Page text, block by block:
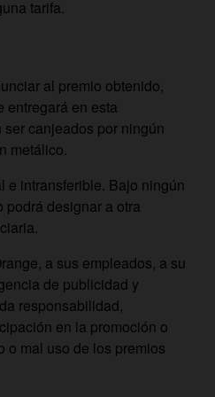
tarifa.
al premio obtenido,
entregará en esta
canjeados por ningún
metálico.
e intransferible. Bajo ningún
podrá designar a otra
a sus empleados, a su
de publicidad y
responsabilidad,
en la promoción o
o mal uso de los premios